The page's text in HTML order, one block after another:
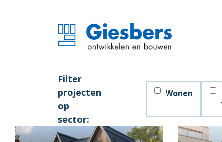
Filter
projecten
op
sector:
Wonen